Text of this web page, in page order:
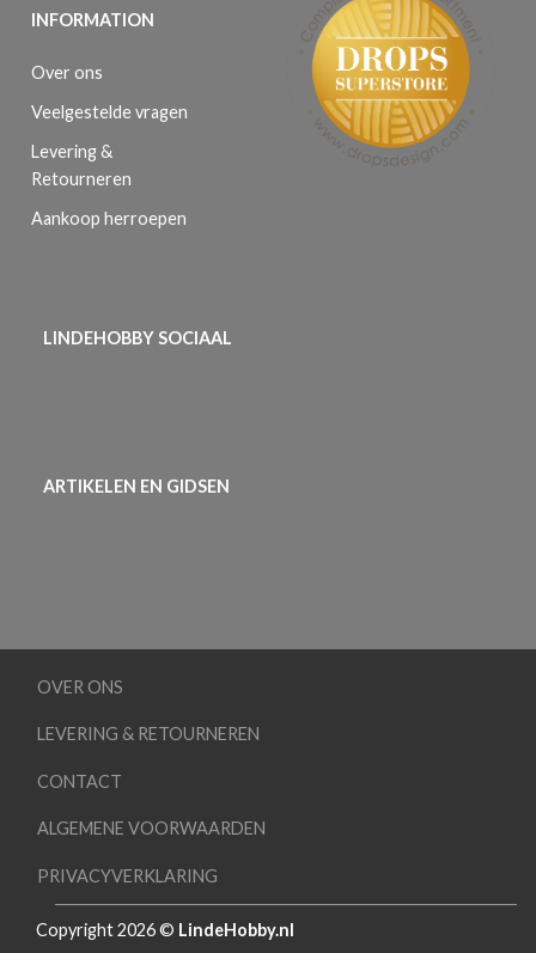
INFORMATION
Over ons
Veelgestelde vragen
Levering &
Retourneren
Aankoop herroepen
LINDEHOBBY SOCIAAL
ARTIKELEN EN GIDSEN
OVER ONS
LEVERING & RETOURNEREN
CONTACT
ALGEMENE VOORWAARDEN
PRIVACYVERKLARING
Copyright 2026 © LindeHobby.nl